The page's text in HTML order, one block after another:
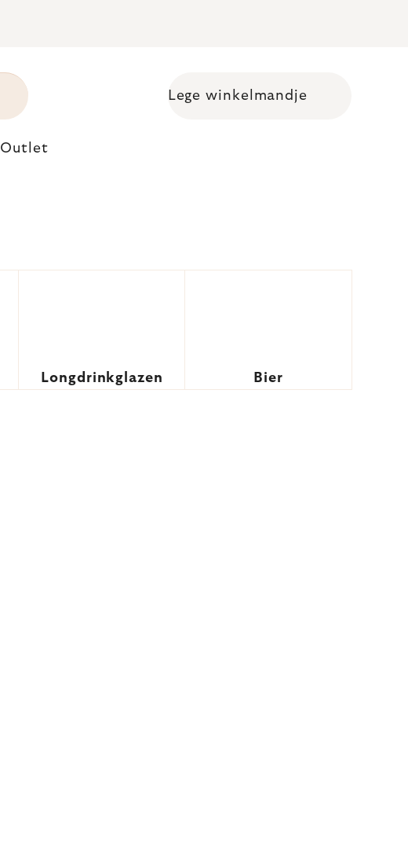
Shopping cart
Lege winkelmandje
Outlet
Longdrinkglazen Bier